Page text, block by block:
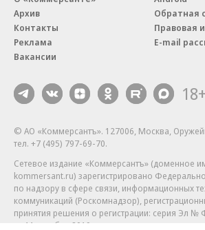
Архив
Контакты
Реклама
Вакансии
Обратная
Правовая
E-mail
18+
© АО «Коммерсантъ». 127006, Москва,
тел. +7 (495) 797-69-70.
Сетевое издание «Коммерсантъ» (доменное
kommersant.ru) зарегистрировано
по надзору в сфере связи, информационных
коммуникаций (Роскомнадзор),
принятия решения о регистрации: серия Эл №
от 11 октября 2019 г.